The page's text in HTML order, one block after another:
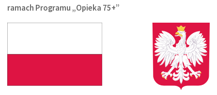
ramach Programu „Opieka 75+”